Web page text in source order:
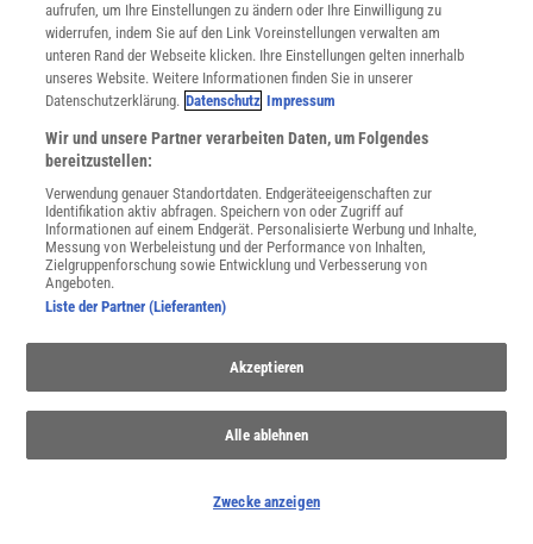
Spektrum.de-Newsletter abonnieren
mit Ihren personenbezogenen Daten finden Sie in unsererDatenschutzerklärung
SERVICES
Newsletter
Im Handel kaufen
Presse
aufrufen, um Ihre Einstellungen zu ändern oder Ihre Einwilligung zu
widerrufen, indem Sie auf den Link Voreinstellungen verwalten am
unteren Rand der Webseite klicken. Ihre Einstellungen gelten innerhalb
unseres Website. Weitere Informationen finden Sie in unserer
Datenschutzerklärung. Datenschutz Impressum
Wir und unsere Partner verarbeiten Daten, um Folgendes
bereitzustellen:
Verwendung genauer Standortdaten. Endgeräteeigenschaften zur
Identifikation aktiv abfragen. Speichern von oder Zugriff auf
Informationen auf einem Endgerät. Personalisierte Werbung und Inhalte,
Messung von Werbeleistung und der Performance von Inhalten,
Zielgruppenforschung sowie Entwicklung und Verbesserung von
Angeboten.
Liste der Partner (Lieferanten)
Akzeptieren
Alle ablehnen
Zwecke anzeigen